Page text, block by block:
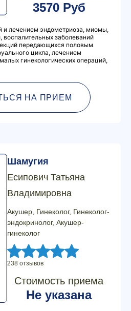
3570 Руб
и лечением эндометриоза, миомы,
воспалительных заболеваний
передающихся половым
цикла, лечением
гинекологических операций,
НА ПРИЕМ
Шамугия
Есипович Татьяна
Владимировна
Акушер, Гинеколог, Гинеколог-
эндокринолог, Акушер-
гинеколог
238 отзывов
Стоимость приема
Не указана